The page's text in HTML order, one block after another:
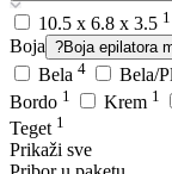
10.5 x 6.8 x 3.5 1
Boja ?Boja epilatora
Bela 4 Bela/
Bordo 1 Krem 1
Teget 1
Prikaži sve